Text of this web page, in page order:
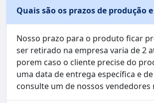
Quais são os prazos de produção
Nosso prazo para o produto ficar
ser retirado na empresa varia de 2
porem caso o cliente precise do
uma data de entrega específica e
consulte um de nossos vendedores